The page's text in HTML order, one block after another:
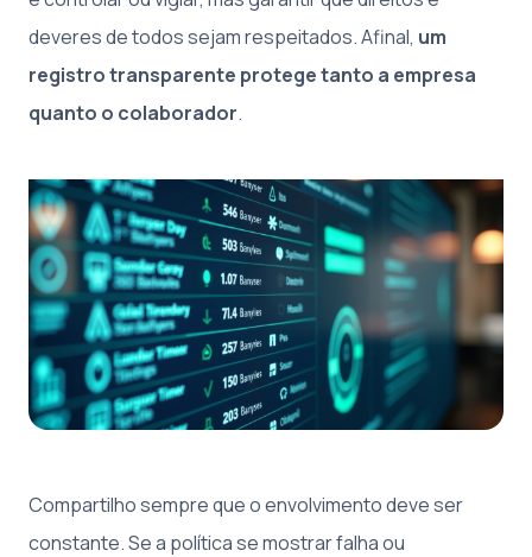
deveres de todos sejam respeitados. Afinal, um
registro transparente protege tanto a empresa
quanto o colaborador.
Compartilho sempre que o envolvimento deve ser
constante. Se a política se mostrar falha ou